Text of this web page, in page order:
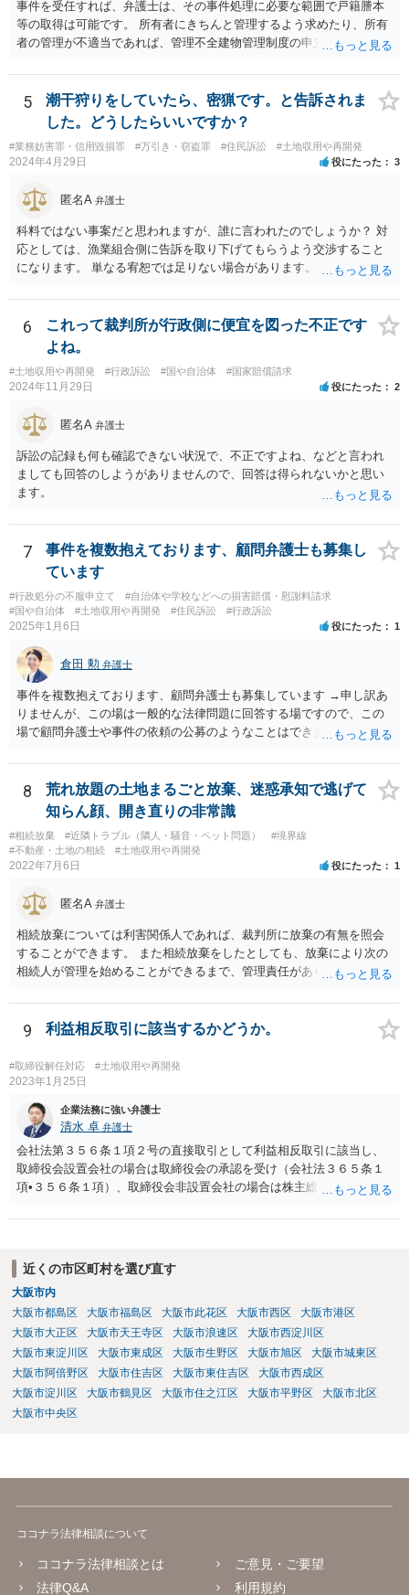
事件を受任すれば、弁護士は、その事件処理に必要な範囲で戸籍謄本
等の取得は可能です。 所有者にきちんと管理するよう求めたり、所有
者の管理が不適当であれば、管理不全建物管理制度の申立ても検討で
5
潮干狩りをしていたら、密猟です。と告訴されま
した。どうしたらいいですか？
#業務妨害罪・信用毀損罪 #万引き・窃盗罪 #住民訴訟 #土地収用や再開発
2024年4月29日 役にたった 3
匿名A 弁護士
科料ではない事案だと思われますが、誰に言われたのでしょうか？ 対
応としては、漁業組合側に告訴を取り下げてもらうよう交渉すること
になります。 単なる宥恕では足りない場合があります。
6
これって裁判所が行政側に便宜を図った不正です
よね。
#土地収用や再開発 #行政訴訟 #国や自治体 #国家賠償請求
2024年11月29日 役にたった 2
匿名A 弁護士
訴訟の記録も何も確認できない状況で、不正ですよね、などと言われ
ましても回答のしようがありませんので、回答は得られないかと思い
ます。
7
事件を複数抱えております、顧問弁護士も募集し
ています
#行政処分の不服申立て
#自治体や学校などへの損害賠償・慰謝料請求
#国や自治体
#土地収用や再開発 #住民訴訟 #行政訴訟
2025年1月6日 役にたった 1
倉田 勲 弁護士
事件を複数抱えております、顧問弁護士も募集しています →申し訳あ
りませんが、この場は一般的な法律問題に回答する場ですので、この
場で顧問弁護士や事件の依頼の公募のようなことはできません。 顧問
相談の弁護士検索で検索の上、個別にお問い合わせください。
8
荒れ放題の土地まるごと放棄、迷惑承知で逃げて
知らん顔、開き直りの非常識
#相続放棄 #近隣トラブル（隣人・騒音・ペット問題）
#境界線
#不動産・土地の相続
#土地収用や再開発
2022年7月6日 役にたった 1
匿名A 弁護士
相続放棄については利害関係人であれば、裁判所に放棄の有無を照会
することができます。 また相続放棄をしたとしても、放棄により次の
相続人が管理を始めることができるまで、管理責任があります。 相続
所に申し立てることができます（ただし、相当程度の予納金がかかり
ます）。 相続放棄の有無の照会、相続人調査、相続財産管理人の選任
か。
9 利益相反取引に該当するかどうか。
#取締役解任対応 #土地収用や再開発
2023年1月25日
企業法務に強い弁護士
清水 卓 弁護士
会社法第３５６条１項２号の直接取引として利益相反取引に該当し、
取締役会設置会社の場合は取締役会の承認を受け（会社法３６５条１
項•３５６条１項）、取締役会非設置会社の場合は株主総会の承認を受
利益相反取引の制限） 第三百五十六条 取締役は、次に掲げる場合に
認を受けなければならない。 一 取締役が自己又は第三者のために株
式会社の事業の部類に属する取引をしようとするとき。 二 取締役が
自己又は第三者のために株式会社と取引をしようとするとき。 三 株
式会社が取締役の債務を保証することその他取締役以外の者との間に
おいて株式会社と当該取締役との利益が相反する取引をしようとする
とき。 （競業及び取締役会設置会社との取引等の制限） 第三百六十五
条 取締役会設置会社における第三百五十六条の規定の適用について
は、同条第一項中「株主総会」とあるのは、「取締役会」とする。
２ 取締役会設置会社においては、第三百五十六条第一項各号の取引
近くの市区町村を選び直す
大阪市内
大阪市都島区
大阪市福島区 大阪市此花区 大阪市西区
大阪市港区
大阪市大正区
大阪市天王寺区 大阪市浪速区
大阪市西淀川区
大阪市東淀川区
大阪市東成区 大阪市生野区 大阪市旭区
大阪市城東区
大阪市阿倍野区
大阪市住吉区 大阪市東住吉区
大阪市西成区
大阪市淀川区
大阪市鶴見区 大阪市住之江区 大阪市平野区
大阪市北区
大阪市中央区
ココナラ法律相談について
ココナラ法律相談とは
法律Q&A
ご意見・ご要望
利用規約